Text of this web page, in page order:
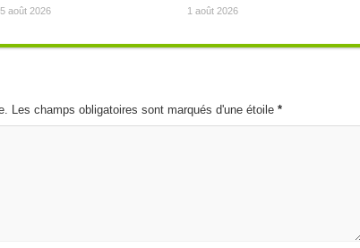
5 août 2026 1 août 2026
Les champs obligatoires sont marqués d'une étoile *